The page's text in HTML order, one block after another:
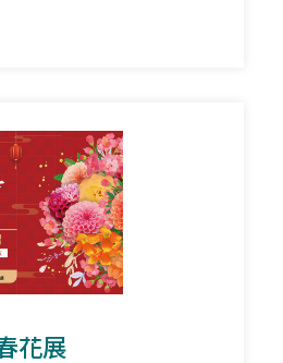
花展